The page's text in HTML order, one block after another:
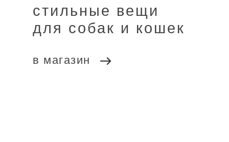
для кошек для собак
новинки
для кошек для собак
в магазин
стильные вещи
для собак и кошек